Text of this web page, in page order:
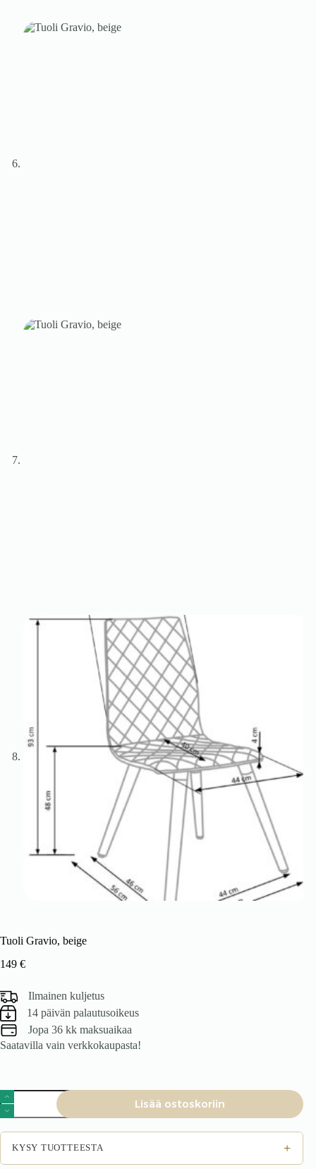
Tuoli Gravio, beige
149 €
Ilmainen kuljetus
14 päivän palautusoikeus
Jopa 36 kk maksuaikaa
Saatavilla vain verkkokaupasta!
Tuoli
Gravio,
beige
määrä
Lisää ostoskoriin
KYSY TUOTTEESTA +